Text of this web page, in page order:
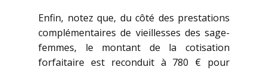
Enfin, notez que, du côté des prestations
complémentaires de vieillesses des sage-
femmes, le montant de la cotisation
forfaitaire est reconduit à 780 € pour